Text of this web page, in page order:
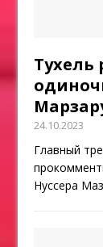
Тухель
24.10.2023
Главный
Нуссера